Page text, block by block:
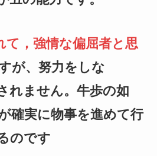
て，強情な偏屈者と思
が、努力をしな
れません。牛歩の如
確実に物事を進めて行
のです